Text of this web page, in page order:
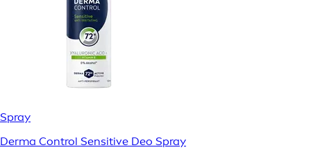
Spray
Derma Control Sensitive Deo Spray